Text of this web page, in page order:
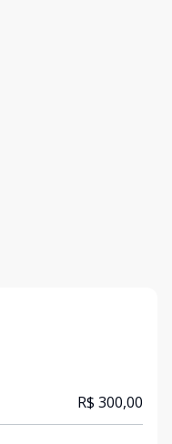
R$ 300,00